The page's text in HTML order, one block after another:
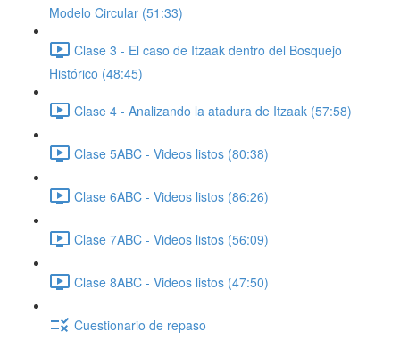
Modelo Circular (51:33)
Clase 3 - El caso de Itzaak dentro del Bosquejo
Histórico (48:45)
Clase 4 - Analizando la atadura de Itzaak (57:58)
Clase 5ABC - Videos listos (80:38)
Clase 6ABC - Videos listos (86:26)
Clase 7ABC - Videos listos (56:09)
Clase 8ABC - Videos listos (47:50)
Cuestionario de repaso